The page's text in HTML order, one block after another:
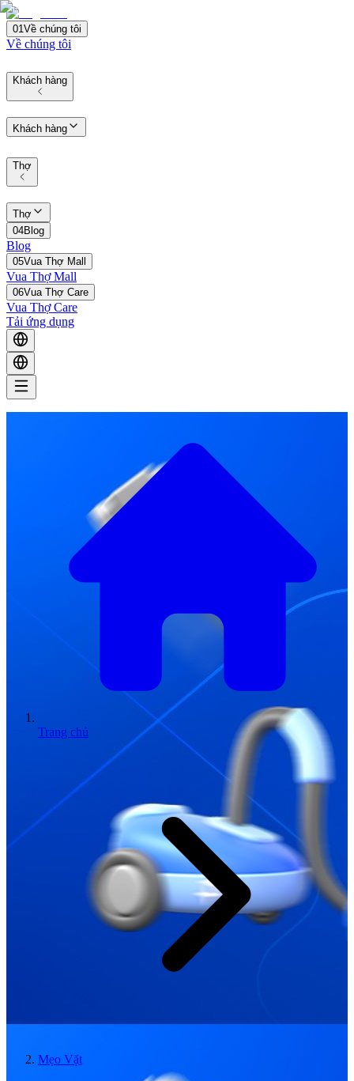
01Về chúng tôi
Về chúng tôi
Khách hàng
Khách hàng
Thợ
Thợ
04Blog
Blog
05Vua Thợ Mall
Vua Thợ Mall
06Vua Thợ Care
Vua Thợ Care
Tải ứng dụng
Trang chủ
Mẹo Vặt